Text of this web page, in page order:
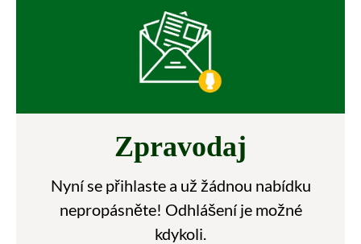
Zpravodaj
Nyní se přihlaste a už žádnou nabídku
nepropásněte! Odhlášení je možné
kdykoli.